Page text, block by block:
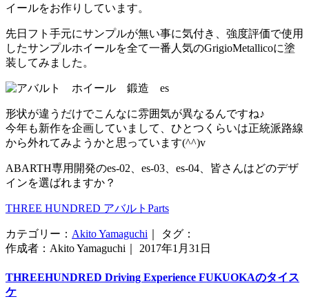
イールをお作りしています。
先日フト手元にサンプルが無い事に気付き、強度評価で使用
したサンプルホイールを全て一番人気のGrigioMetallicoに塗
装してみました。
形状が違うだけでこんなに雰囲気が異なるんですね♪
今年も新作を企画していまして、ひとつくらいは正統派路線
から外れてみようかと思っています(^^)v
ABARTH専用開発のes-02、es-03、es-04、皆さんはどのデザ
インを選ばれますか？
THREE HUNDRED アバルトParts
カテゴリー： Akito Yamaguchi ｜ タグ：
作成者：Akito Yamaguchi｜ 2017年1月31日
THREEHUNDRED Driving Experience FUKUOKAのタイス
ケ